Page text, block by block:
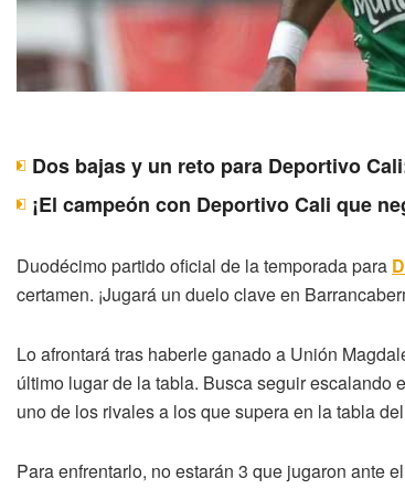
Dos bajas y un reto para Deportivo
¡El campeón con Deportivo Cali que
Duodécimo partido oficial de la temporada para
certamen. ¡Jugará un duelo clave en
Lo afrontará tras haberle ganado a Unión
último lugar de la tabla. Busca seguir
uno de los rivales a los que supera en la tabla
Para enfrentarlo, no estarán 3 que jugaron ante